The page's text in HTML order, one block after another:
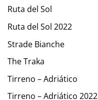
Ruta del Sol
Ruta del Sol 2022
Strade Bianche
The Traka
Tirreno – Adriático
Tirreno – Adriático 2022